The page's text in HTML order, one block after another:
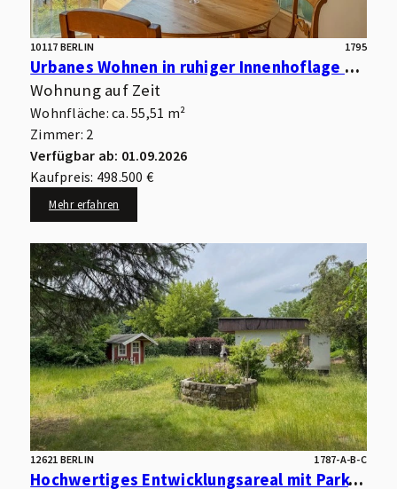
10117 BERLIN 1795
Urbanes Wohnen in ruhiger Innenhoflage – Moderne Eigentumswohnung mit Südwest-Loggia
Wohnung auf Zeit
Wohnfläche: ca. 55,51 m²
Zimmer: 2
Verfügbar ab: 01.09.2026
Kaufpreis: 498.500 €
Mehr erfahren
12621 BERLIN 1787-A-B-C
Hochwertiges Entwicklungsareal mit Park- und Wasserlage – optimal für kleinteilige Wohnbebauung